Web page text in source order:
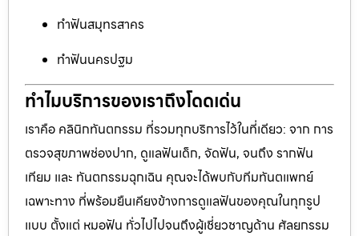
ทำฟันสมุทรสาคร
ทำฟันนครปฐม
ทำไมบริการของเราถึงโดดเด่น
เราคือ คลินิกทันตกรรม ที่รวมทุกบริการไว้ในที่เดียว: จาก การ
ตรวจสุขภาพช่องปาก, ดูแลฟันเด็ก, จัดฟัน, จนถึง รากฟัน
เทียม และ ทันตกรรมฉุกเฉิน คุณจะได้พบกับทีมทันตแพทย์
เฉพาะทาง ที่พร้อมยืนเคียงข้างการดูแลฟันของคุณในทุกรูป
แบบ ตั้งแต่ หมอฟัน ทั่วไปไปจนถึงผู้เชี่ยวชาญด้าน ศัลยกรรม